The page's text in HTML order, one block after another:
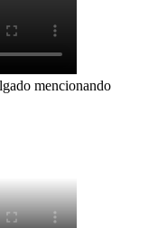
mencionando